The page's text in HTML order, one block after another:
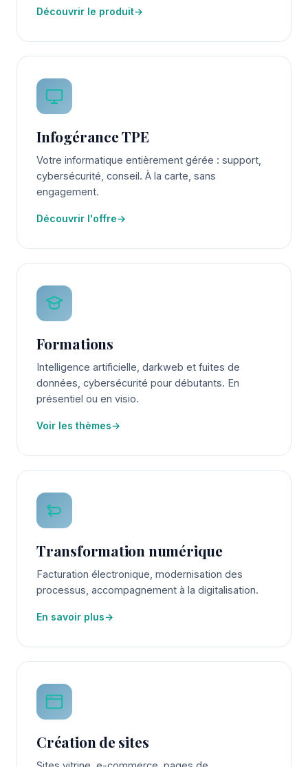
Découvrir le produit→
Infogérance TPE
Votre informatique entièrement gérée : support,
cybersécurité, conseil. À la carte, sans
engagement.
Découvrir l'offre→
Formations
Intelligence artificielle, darkweb et fuites de
données, cybersécurité pour débutants. En
présentiel ou en visio.
Voir les thèmes→
Transformation numérique
Facturation électronique, modernisation des
processus, accompagnement à la digitalisation.
En savoir plus→
Création de sites